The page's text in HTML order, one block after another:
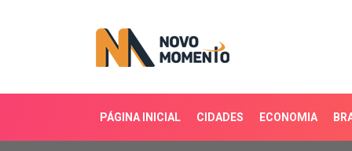
PÁGINA INICIAL CIDADES ECONOMIA